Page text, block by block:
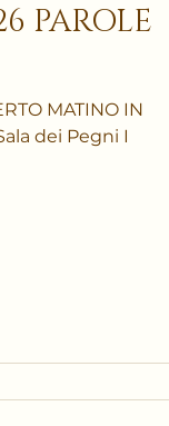
PAROLE
MATINO IN
dei Pegni I